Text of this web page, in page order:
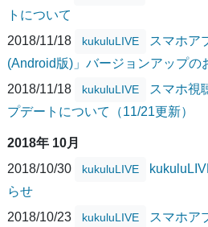
トについて
2018/11/18
kukuluLIVE
スマホア
(Android版)」バージョンアップの
2018/11/18
kukuluLIVE
スマホ視
プデートについて（11/21更新）
2018年 10月
2018/10/30
kukuluLIVE
らせ
2018/10/23
kukuluLIVE
スマホア